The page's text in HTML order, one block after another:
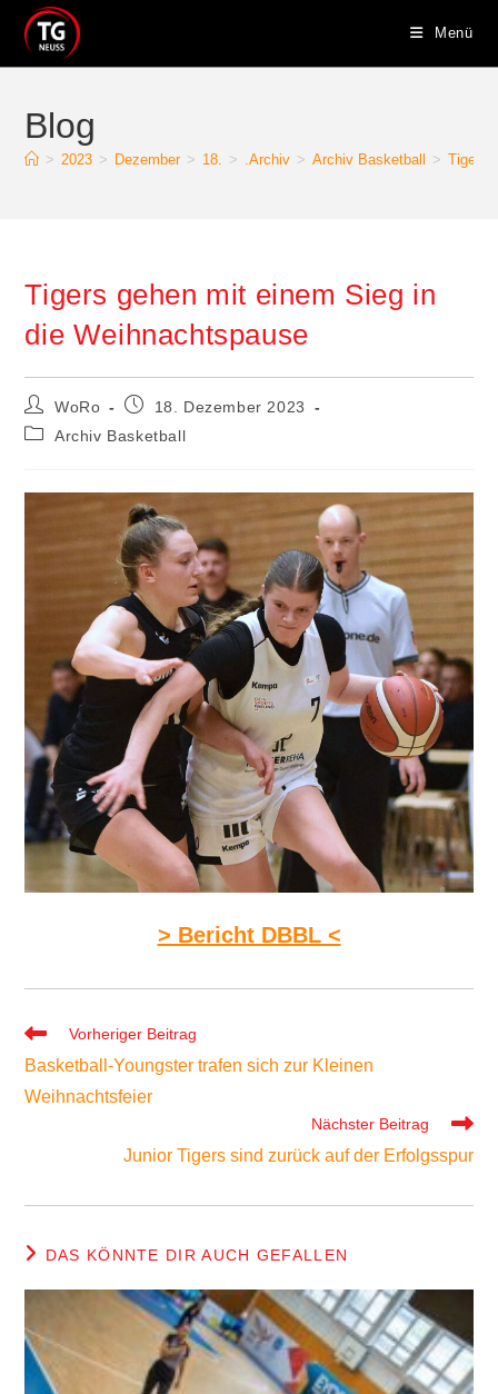
Inhalt
springen
Menü
Blog
> 2023 > Dezember > 18. > .Archiv > Archiv Basketball > Tigers
Tigers gehen mit einem Sieg in
die Weihnachtspause
Beitrags-
Autor:
WoRo
Beitrag18. Dezember 2023
Beitrags-
Archiv Basketball
> Bericht DBBL <
Weitere
ansehen
Vorheriger Beitrag
Basketball-Youngster trafen sich zur Kleinen
Weihnachtsfeier
Nächster Beitrag
Junior Tigers sind zurück auf der Erfolgsspur
DAS KÖNNTE DIR AUCH GEFALLEN